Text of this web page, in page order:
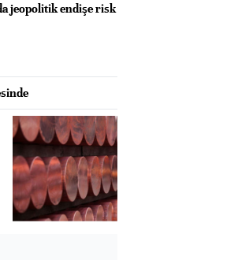
jeopolitik endişe risk